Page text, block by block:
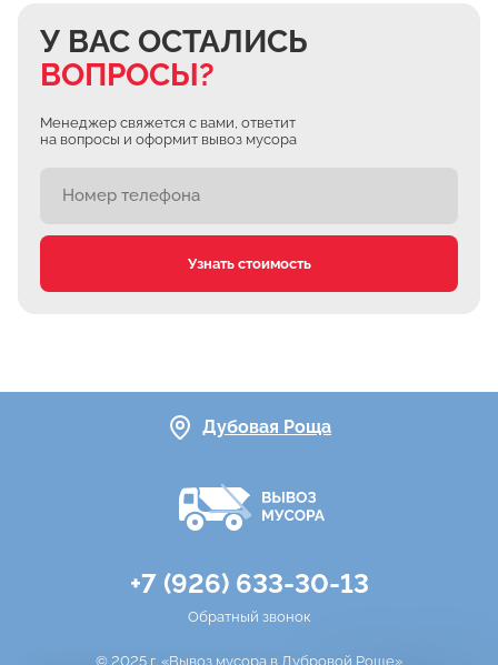
У ВАС ОСТАЛИСЬ
ВОПРОСЫ?
Менеджер свяжется с вами, ответит
на вопросы и оформит вывоз мусора
Узнать стоимость
Дубовая Роща
+7 (926) 633-30-13
Обратный звонок
© 2025 г. «Вывоз мусора в Дубровой Роще»